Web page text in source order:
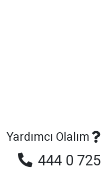
Yardımcı Olalım
444 0 725